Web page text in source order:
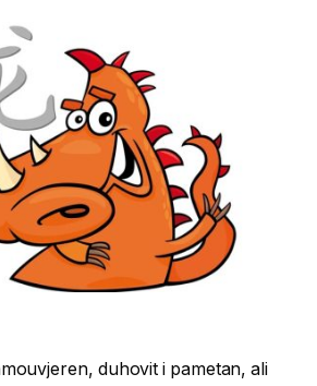
duhovit i pametan, ali